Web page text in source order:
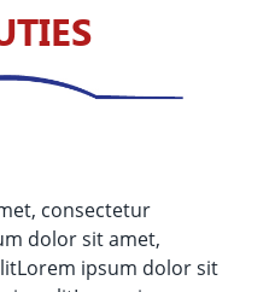
consectetur
dolor sit amet,
ipsum dolor sit